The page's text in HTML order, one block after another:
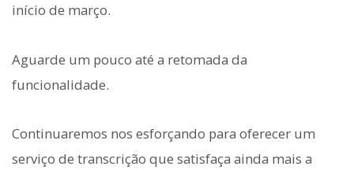
início de março.
Aguarde um pouco até a retomada da
funcionalidade.
Continuaremos nos esforçando para oferecer um
serviço de transcrição que satisfaça ainda mais a